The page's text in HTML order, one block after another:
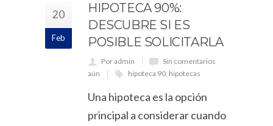
20
Feb
HIPOTECA 90%:
DESCUBRE SI ES
POSIBLE SOLICITARLA
Por admin
Sin comentarios
aún
hipoteca 90, hipotecas
Una hipoteca es la opción
principal a considerar cuando